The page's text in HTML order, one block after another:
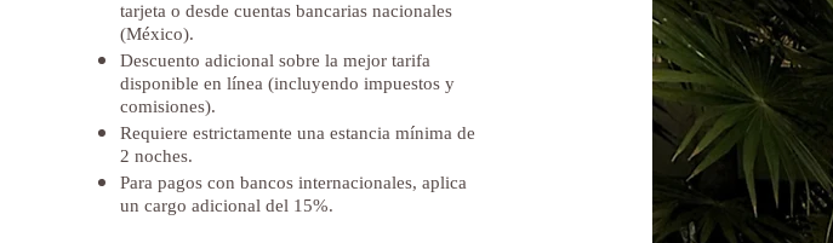
tarjeta o desde cuentas bancarias nacionales
(México).
Descuento adicional sobre la mejor tarifa
disponible en línea (incluyendo impuestos y
comisiones).
Requiere estrictamente una estancia mínima de
2 noches.
Para pagos con bancos internacionales, aplica
un cargo adicional del 15%.